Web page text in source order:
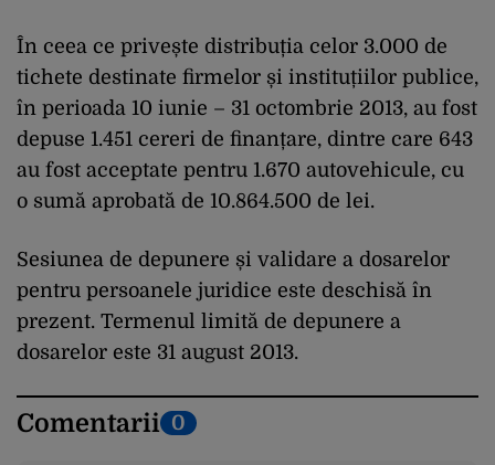
În ceea ce privește distribuția celor 3.000 de
tichete destinate firmelor și instituțiilor publice,
în perioada 10 iunie – 31 octombrie 2013, au fost
depuse 1.451 cereri de finanțare, dintre care 643
au fost acceptate pentru 1.670 autovehicule, cu
o sumă aprobată de 10.864.500 de lei.
Sesiunea de depunere și validare a dosarelor
pentru persoanele juridice este deschisă în
prezent. Termenul limită de depunere a
dosarelor este 31 august 2013.
Comentarii 0